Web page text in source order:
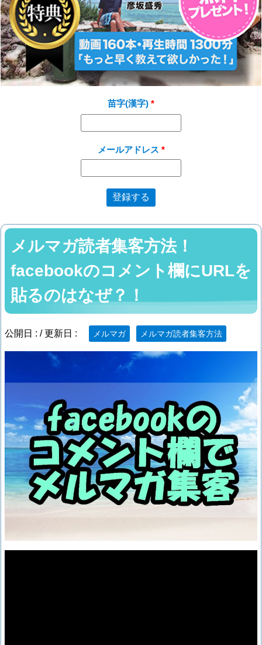
苗字(漢字)
メールアドレス
メルマガ読者集客方法！
facebookのコメント欄にURLを
貼るのはなぜ？！
公開日 : / 更新日 : メルマガ メルマガ読者集客方法